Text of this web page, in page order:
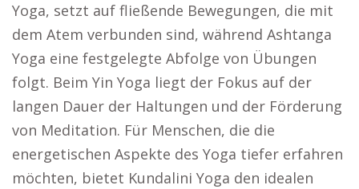
Yoga, setzt auf fließende Bewegungen, die mit
dem Atem verbunden sind, während Ashtanga
Yoga eine festgelegte Abfolge von Übungen
folgt. Beim Yin Yoga liegt der Fokus auf der
langen Dauer der Haltungen und der Förderung
von Meditation. Für Menschen, die die
energetischen Aspekte des Yoga tiefer erfahren
möchten, bietet Kundalini Yoga den idealen